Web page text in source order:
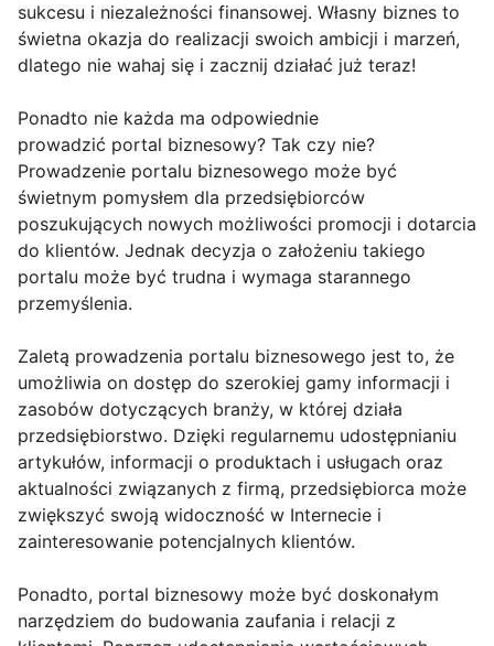
sukcesu i niezależności finansowej. Własny biznes to
świetna okazja do realizacji swoich ambicji i marzeń,
dlatego nie wahaj się i zacznij działać już teraz!
Ponadto nie każda ma odpowiednie
prowadzić portal biznesowy? Tak czy nie?
Prowadzenie portalu biznesowego może być
świetnym pomysłem dla przedsiębiorców
poszukujących nowych możliwości promocji i dotarcia
do klientów. Jednak decyzja o założeniu takiego
portalu może być trudna i wymaga starannego
przemyślenia.
Zaletą prowadzenia portalu biznesowego jest to, że
umożliwia on dostęp do szerokiej gamy informacji i
zasobów dotyczących branży, w której działa
przedsiębiorstwo. Dzięki regularnemu udostępnianiu
artykułów, informacji o produktach i usługach oraz
aktualności związanych z firmą, przedsiębiorca może
zwiększyć swoją widoczność w Internecie i
zainteresowanie potencjalnych klientów.
Ponadto, portal biznesowy może być doskonałym
narzędziem do budowania zaufania i relacji z